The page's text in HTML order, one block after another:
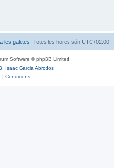
Totes les hores són UTC+02:00
les galetes
Software © phpBB Limited
Isaac Garcia Abrodos
| Condicions